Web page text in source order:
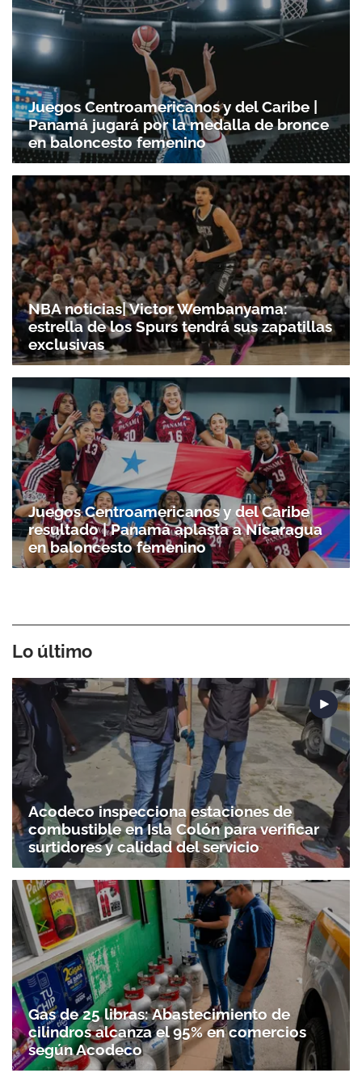
Gracias por suscribirte a nuestro boletín.
ACEPTAR
Juegos Centroamericanos y del Caribe |
Panamá jugará por la medalla de bronce
en baloncesto femenino
NBA noticias| Victor Wembanyama:
estrella de los Spurs tendrá sus zapatillas
exclusivas
Juegos Centroamericanos y del Caribe
resultado | Panamá aplasta a Nicaragua
en baloncesto femenino
Lo último
Acodeco inspecciona estaciones de
combustible en Isla Colón para verificar
surtidores y calidad del servicio
Gas de 25 libras: Abastecimiento de
cilindros alcanza el 95% en comercios
según Acodeco